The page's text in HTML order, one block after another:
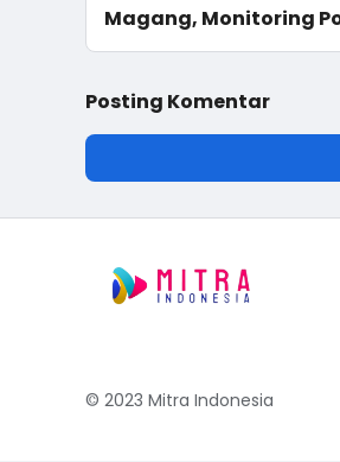
Magang, Monitoring
di Site Karaenta
Posting Komentar
© 2023 Mitra Indonesia